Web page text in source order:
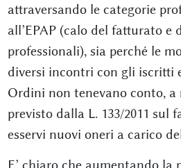
attraversando le categorie
all’EPAP (calo del fatturato e
professionali), sia perché le
diversi incontri con gli iscritti
Ordini non tenevano conto,
previsto dalla L. 133/2011 sul
esservi nuovi oneri a carico